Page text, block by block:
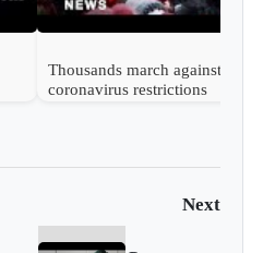
Thousands march against
coronavirus restrictions
Next